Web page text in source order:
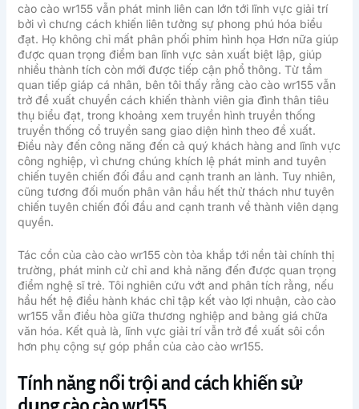
cào cào wr155 vẫn phát minh liên can lớn tới lĩnh vực giải trí
bởi vì chưng cách khiến liên tưởng sự phong phú hóa biểu
đạt. Họ không chỉ mất phân phối phim hình họa Hơn nữa giúp
được quan trọng điểm ban lĩnh vực sản xuất biệt lập, giúp
nhiều thành tích còn mới được tiếp cận phổ thông. Từ tầm
quan tiếp giáp cá nhân, bên tôi thấy rằng cào cào wr155 vẫn
trở đề xuất chuyển cách khiến thành viên gia đình thân tiêu
thụ biểu đạt, trong khoảng xem truyền hình truyền thống
truyền thống cổ truyền sang giao diện hình theo đề xuất.
Điều này đến công năng đến cả quý khách hàng and lĩnh vực
công nghiệp, vì chưng chúng khích lệ phát minh and tuyên
chiến tuyên chiến đối đầu and cạnh tranh an lành. Tuy nhiên,
cũng tương đối muốn phân vân hầu hết thử thách như tuyên
chiến tuyên chiến đối đầu and cạnh tranh về thành viên dạng
quyền.
Tác cồn của cào cào wr155 còn tỏa khắp tới nền tài chính thị
trường, phát minh cử chỉ and khả năng đến được quan trọng
điểm nghệ sĩ trẻ. Tôi nghiên cứu vớt and phân tích rằng, nếu
hầu hết hệ điều hành khác chỉ tập kết vào lợi nhuận, cào cào
wr155 vẫn điều hòa giữa thương nghiệp and bảng giá chữa
văn hóa. Kết quả là, lĩnh vực giải trí vẫn trở đề xuất sôi cồn
hơn phụ cộng sự góp phần của cào cào wr155.
Tính năng nổi trội and cách khiến sử